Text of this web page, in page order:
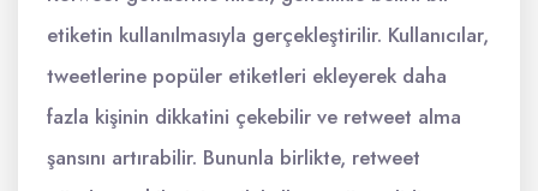
etiketin kullanılmasıyla gerçekleştirilir. Kullanıcılar,
tweetlerine popüler etiketleri ekleyerek daha
fazla kişinin dikkatini çekebilir ve retweet alma
şansını artırabilir. Bununla birlikte, retweet